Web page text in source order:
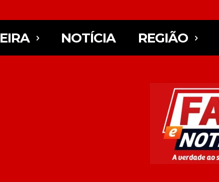
NOTÍCIA REGIÃO